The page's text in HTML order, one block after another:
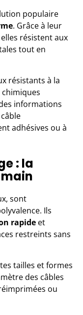
populaire
. Grâce à leur
résistent aux
tout en
résistants à la
informations
adhésives ou à
: la
sont
Ils
rapide et
restreints sans
tailles et formes
des câbles
ou